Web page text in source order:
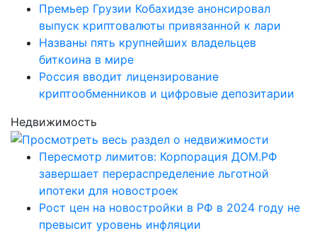
Премьер Грузии Кобахидзе анонсировал
выпуск криптовалюты привязанной к лари
Названы пять крупнейших владельцев
биткоина в мире
Россия вводит лицензирование
криптообменников и цифровые депозитарии
Недвижимость
Пересмотр лимитов: Корпорация ДОМ.РФ
завершает перераспределение льготной
ипотеки для новостроек
Рост цен на новостройки в РФ в 2024 году не
превысит уровень инфляции